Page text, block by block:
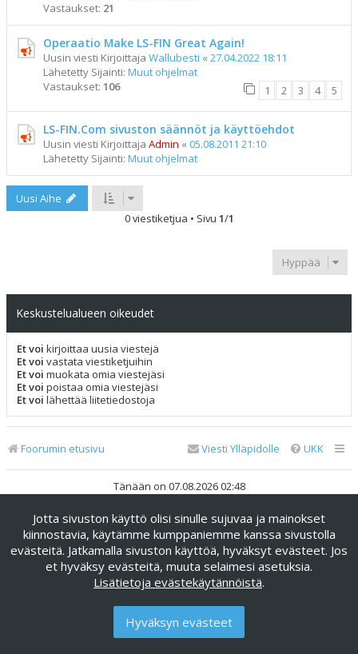
Vastaukset: 21
Operaatio Make LS-FIN Great Again!
Uusin viesti Kirjoittaja Wallubesti « 27.04.2022 18:11
Lähetetty Sijainti: Muut ohjelmat
Vastaukset: 106 1 2 3 4 5
LS-FIN.Com sivuston säännöt ja käyttöehdot
Uusin viesti Kirjoittaja Admin « 05.08.2011 21:10
Lähetetty Sijainti: Muut ohjelmat
Uusi Aihe
0 viestiketjua • Sivu 1/1
Hyppää
Keskustelualueen oikeudet
Et voi kirjoittaa uusia viestejä
Et voi vastata viestiketjuihin
Et voi muokata omia viestejäsi
Et voi poistaa omia viestejäsi
Et voi lähettää liitetiedostoja
Foorumin etusivu UKK
Viesti Ylläpidolle
Tänään on 07.08.2026 02:48
Keskustelufoorumin ohjelmistophpBB® Forum Software ©
phpBB Limited
Käännös: phpBB Suomi (lurttinen, harritapio, Pettis)
phpBB Metro Theme byPixelGoose Studio
Yksityisyys|Ehdot
Jotta sivuston käyttö olisi sinulle sujuvaa ja mainokset
kiinnostavia, käytämme kumppaniemme kanssa sivustolla
evästeitä. Jatkamalla sivuston käyttöä, hyväksyt evästeet. Jos
et hyväksy evästeitä, muuta selaimesi asetuksia.
Lisätietoja evästekäytännöistä.
Hyväksyn evästeet